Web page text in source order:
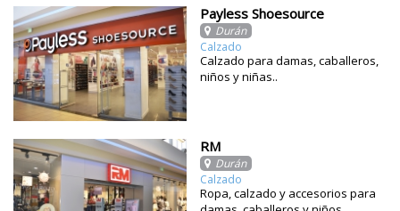
Payless Shoesource
Durán
Calzado
Calzado para damas, caballeros,
niños y niñas..
RM
Durán
Calzado
Ropa, calzado y accesorios para